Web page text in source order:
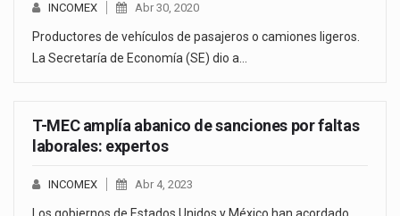
INCOMEX Abr 30, 2020
Productores de vehículos de pasajeros o camiones ligeros.
La Secretaría de Economía (SE) dio a…
T-MEC amplía abanico de sanciones por faltas
laborales: expertos
INCOMEX Abr 4, 2023